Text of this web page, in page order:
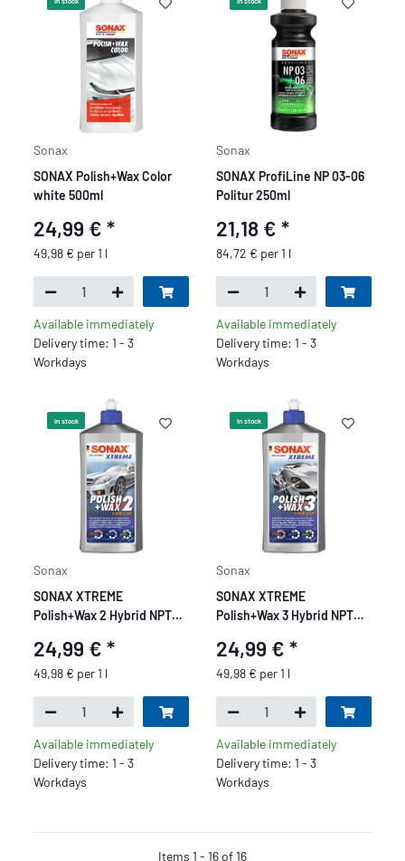
Sonax
SONAX Polish+Wax Color
white 500ml
24,99 €*
49,98 € per 1 l
Available immediately
Delivery time: 1 - 3
Workdays
Sonax
SONAX ProfiLine NP 03-06
Politur 250ml
21,18 € *
84,72 € per 1 l
Available immediately
Delivery time: 1 - 3
Workdays
In stock
Sonax
SONAX XTREME
Polish+Wax 2 Hybrid NPT
24,99 €*
49,98 € per 1 l
Available immediately
Delivery time: 1 - 3
Workdays
In stock
Sonax
SONAX XTREME
Polish+Wax 3 Hybrid NPT
24,99 € *
49,98 € per 1 l
Available immediately
Delivery time: 1 - 3
Workdays
Items 1 - 16 of 16